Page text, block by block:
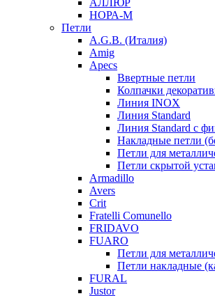
АЛЛЮР
НОРА-М
Петли
A.G.B. (Италия)
Amig
Apecs
Ввертные петли
Колпачки
Линия INOX
Линия Standard
Линия Standard с
Накладные петли
Петли для
Петли скрытой
Armadillo
Avers
Crit
Fratelli Comunello
FRIDAVO
FUARO
Петли для
Петли накладные
FURAL
Justor